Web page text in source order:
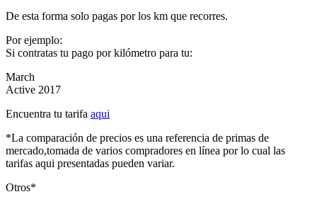
De esta forma solo pagas por los km que recorres.
Por ejemplo:
Si contratas tu pago por kilómetro para tu:
March
Active 2017
Encuentra tu tarifa aqui
*La comparación de precios es una referencia de primas de
mercado,tomada de varios compradores en línea por lo cual las
tarifas aqui presentadas pueden variar.
Otros*